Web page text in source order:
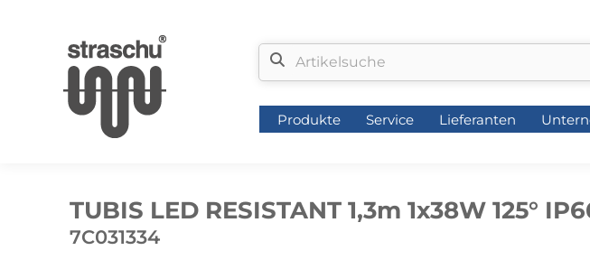
Produkte Service Lieferanten
TUBIS LED RESISTANT 1,3m 1x38W 125°
7C031334
Produkte Service Lieferanten